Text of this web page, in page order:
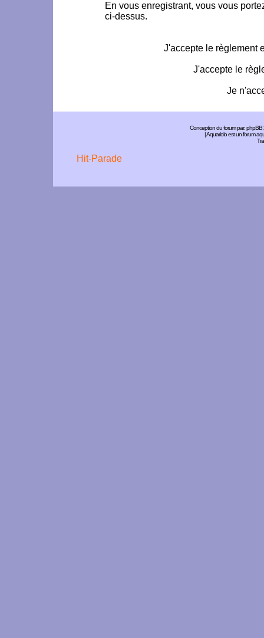
En vous enregistrant, vous vous
ci-dessus.
J'accepte le règlement
J'accepte le
Je
Conception du forum par:phpBB
| Aquariolo est un forum